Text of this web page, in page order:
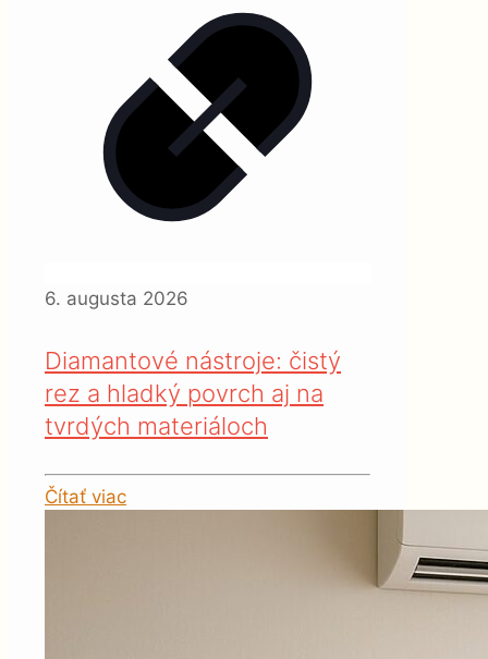
6. augusta 2026
Diamantové nástroje: čistý
rez a hladký povrch aj na
tvrdých materiáloch
Čítať viac